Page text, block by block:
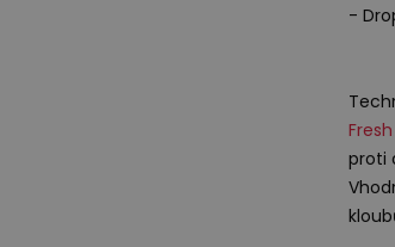
-
proti